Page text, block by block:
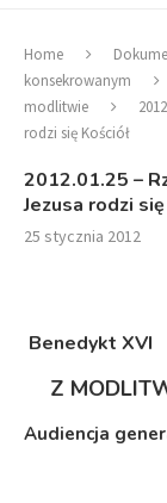
Home
konsekrowanym
modlitwie
rodzi się Kościół
2012.01.25 –
Jezusa rodzi
25 stycznia 2012
Benedykt XVI
Z
Audiencja